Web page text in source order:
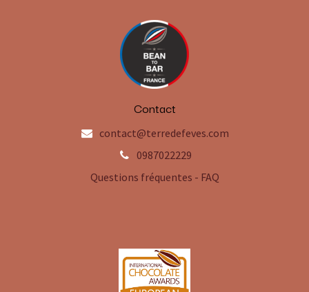
Contact
contact@terredefeves.com
0987022229
Questions fréquentes - FAQ